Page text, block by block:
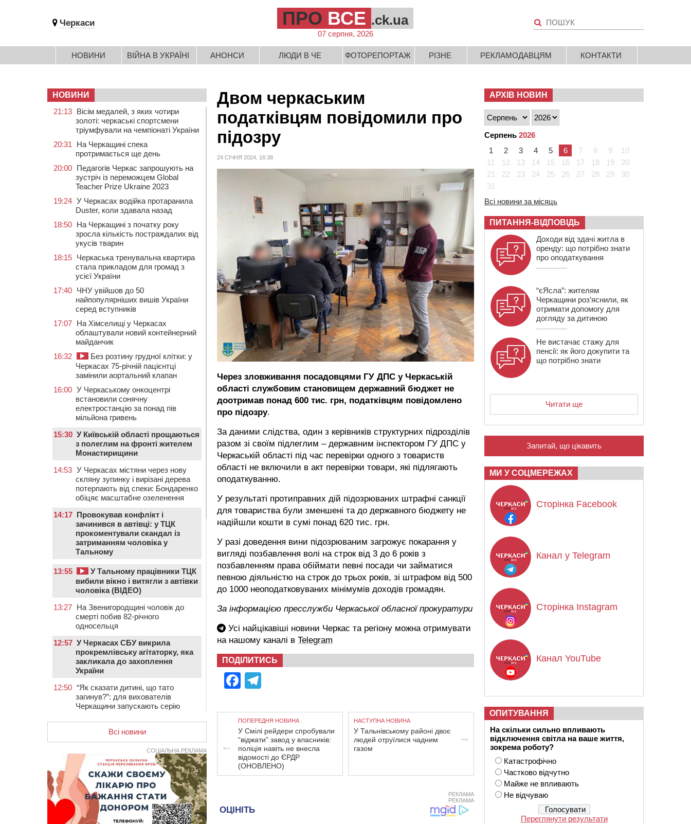
Черкаси ПРО ВСЕ .ck.ua
07 серпня, 2026
НОВИНИ ВІЙНА В УКРАЇНІ АНОНСИ ЛЮДИ В ЧЕ ФОТОРЕПОРТАЖ РІЗНЕ РЕКЛАМОДАВЦЯМ КОНТАКТИ
Двом черкаським
податківцям повідомили про
підозру
24 СІЧНЯ 2024, 16:38
Через зловживання посадовцями ГУ ДПС у Черкаській
області службовим становищем державний бюджет не
доотримав понад 600 тис. грн, податківцям повідомлено
про підозру.
За даними слідства, один з керівників структурних підрозділів
разом зі своїм підлеглим – державним інспектором ГУ ДПС у
Черкаській області під час перевірки одного з товариств
області не включили в акт перевірки товари, які підлягають
оподаткуванню.
У результаті протиправних дій підозрюваних штрафні санкції
для товариства були зменшені та до державного бюджету не
надійшли кошти в сумі понад 620 тис. грн.
У разі доведення вини підозрюваним загрожує покарання у
вигляді позбавлення волі на строк від 3 до 6 років з
позбавленням права обіймати певні посади чи займатися
певною діяльністю на строк до трьох років, зі штрафом від 500
до 1000 неоподатковуваних мінімумів доходів громадян.
За інформацією пресслужби Черкаської обласної прокуратури
Усі найцікавіші новини Черкас та регіону можна отримувати
на нашому каналі в Telegram
ПОДІЛИТИСЬ
Facebook
ПОПЕРЕДНЯ НОВИНА
У Смілі рейдери спробували
“віджати” завод у власників:
поліція навіть не внесла
відомості до ЄРДР
(ОНОВЛЕНО)
НАСТУПНА НОВИНА
У Тальнівському районі двоє
людей отруїлися чадним
газом
РЕКЛАМА
РЕКЛАМА
НОВИНИ
21:13 Вісім медалей, з яких чотири
золоті: черкаські спортсмени
тріумфували на чемпіонаті України
20:31
На Черкащині спека
протримається ще день
20:00 Педагогів Черкас запрошують на
зустріч із переможцем Global
Teacher Prize Ukraine 2023
19:24 У Черкасах водійка протаранила
Duster, коли здавала назад
18:50 На Черкащині з початку року
зросла кількість постраждалих від
укусів тварин
18:15 Черкаська тренувальна квартира
стала прикладом для громад з
усієї України
17:40 ЧНУ увійшов до 50
найпопулярніших вишів України
серед вступників
17:07 На Хімселищі у Черкасах
облаштували новий контейнерний
майданчик
16:32
Без розтину грудної клітки: у
Черкасах 75-річній пацієнтці
замінили аортальний клапан
16:00 У Черкаському онкоцентрі
встановили сонячну
електростанцію за понад пів
мільйона гривень
15:30 У Київській області прощаються
з полеглим на фронті жителем
Монастирищини
14:53 У Черкасах містяни через нову
скляну зупинку і вирізані дерева
потерпають від спеки: Бондаренко
обіцяє масштабне озеленення
14:17 Провокував конфлікт і
зачинився в автівці: у ТЦК
прокоментували скандал із
затриманням чоловіка у
Тальному
13:55
У Тальному працівники ТЦК
вибили вікно і витягли з автівки
чоловіка (ВІДЕО)
13:27 На Звенигородщині чоловік до
смерті побив 82-річного
односельця
12:57 У Черкасах СБУ викрила
прокремлівську агітаторку, яка
закликала до захоплення
України
12:50 “Як сказати дитині, що тато
загинув?”: для вихователів
Черкащини запускають серію
На Золотоніщині вже десяту
добу гасять пожежу торфу
11:35
Від 80 гривень за кілограм: в
Україні прогнозують стрибок цін на
гречку
10:56
Захисника зі Звенигородщини,
який обороняв Авдіївку,
нагородили “Комбатантським
хрестом”
Всі новини
СОЦІАЛЬНА РЕКЛАМА
АРХІВ НОВИН
Серпень 2026
1
2 3 4 5 6 7 8 9
10
11
12 13 14 15 16 17 18 19
20
21
22 23 24 25 26 27 28 29
30
31
Всі новини за місяць
ПИТАННЯ-ВІДПОВІДЬ
Доходи від здачі житла в
оренду: що потрібно знати
про оподаткування
“єЯсла”: жителям
Черкащини роз’яснили, як
отримати допомогу для
догляду за дитиною
Не вистачає стажу для
пенсії: як його докупити та
що потрібно знати
Читати ще
Запитай, що цікавить
МИ У СОЦМЕРЕЖАХ
Сторінка Facebook
Канал у Telegram
Сторінка Instagram
Канал YouTube
ОПИТУВАННЯ
На скільки сильно впливають
відключення світла на ваше життя,
зокрема роботу?
Катастрофічно
Частково відчутно
Майже не впливають
Не відчуваю
Переглянути результати